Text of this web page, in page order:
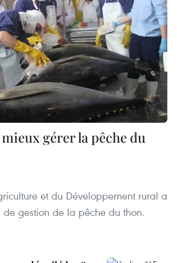
gérer la pêche du
et du Développement rural a
gestion de la pêche du thon.